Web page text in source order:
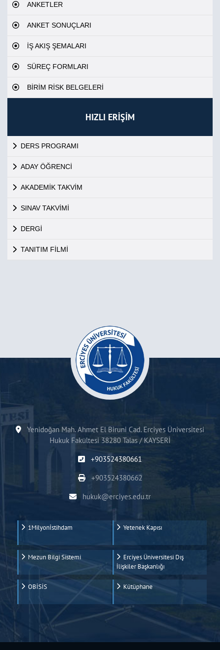
ANKETLER
ANKET SONUÇLARI
İŞ AKIŞ ŞEMALARI
SÜREÇ FORMLARI
BİRİM RİSK BELGELERİ
HIZLI ERİŞİM
DERS PROGRAMI
ADAY ÖĞRENCİ
AKADEMİK TAKVİM
SINAV TAKVİMİ
DERGİ
TANITIM FİLMİ
Yenidoğan Mah. Ahmet El Biruni Cad. Erciyes Üniversitesi
Hukuk Fakültesi 38280 Talas / KAYSERİ
+903524380661
+903524380662
hukuk@erciyes.edu.tr
1Milyonİstihdam Yetenek Kapısı
Mezun Bilgi Sistemi
Erciyes Üniversitesi Dış
İlişkiler Başkanlığı
OBİSİS Kütüphane